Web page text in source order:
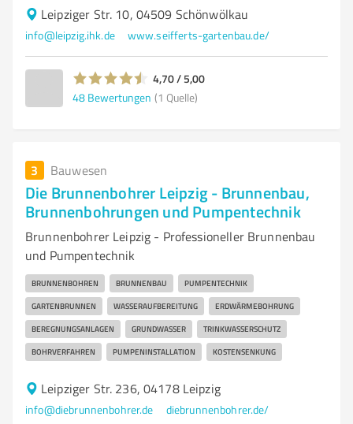
Leipziger Str. 10, 04509 Schönwölkau
info@leipzig.ihk.de www.seifferts-gartenbau.de/
4,70 / 5,00
48 Bewertungen (1 Quelle)
3 Bauwesen
Die Brunnenbohrer Leipzig - Brunnenbau,
Brunnenbohrungen und Pumpentechnik
Brunnenbohrer Leipzig - Professioneller Brunnenbau
und Pumpentechnik
BRUNNENBOHREN BRUNNENBAU PUMPENTECHNIK
GARTENBRUNNEN WASSERAUFBEREITUNG ERDWÄRMEBOHRUNG
BEREGNUNGSANLAGEN GRUNDWASSER TRINKWASSERSCHUTZ
BOHRVERFAHREN PUMPENINSTALLATION KOSTENSENKUNG
Leipziger Str. 236, 04178 Leipzig
info@diebrunnenbohrer.de diebrunnenbohrer.de/